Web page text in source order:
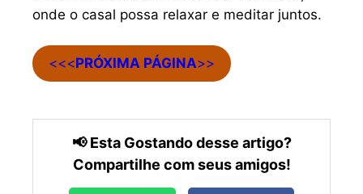
onde o casal possa relaxar e meditar juntos.
<<<PRÓXIMA PÁGINA>>
📢 Esta Gostando desse artigo?
Compartilhe com seus amigos!